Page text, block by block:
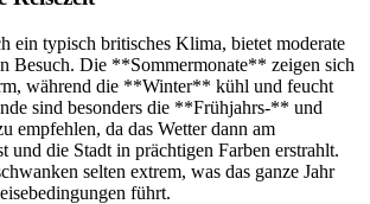
ein typisch britisches Klima, bietet moderate
Besuch. Die **Sommermonate** zeigen sich
während die **Winter** kühl und feucht
sind besonders die **Frühjahrs-** und
empfehlen, da das Wetter dann am
und die Stadt in prächtigen Farben erstrahlt.
selten extrem, was das ganze Jahr
führt.